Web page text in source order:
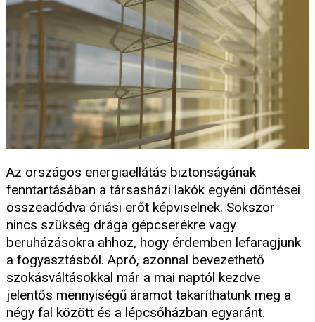
Az országos energiaellátás biztonságának
fenntartásában a társasházi lakók egyéni döntései
összeadódva óriási erőt képviselnek. Sokszor
nincs szükség drága gépcserékre vagy
beruházásokra ahhoz, hogy érdemben lefaragjunk
a fogyasztásból. Apró, azonnal bevezethető
szokásváltásokkal már a mai naptól kezdve
jelentős mennyiségű áramot takaríthatunk meg a
négy fal között és a lépcsőházban egyaránt.